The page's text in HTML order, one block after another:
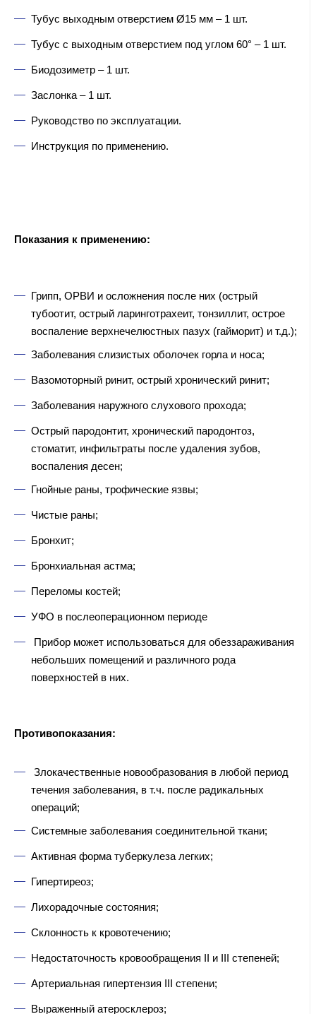
Тубус выходным отверстием Ø15 мм – 1 шт.
Тубус с выходным отверстием под углом 60° – 1 шт.
Биодозиметр – 1 шт.
Заслонка – 1 шт.
Руководство по эксплуатации.
Инструкция по применению.
Показания к применению:
Грипп, ОРВИ и осложнения после них (острый
тубоотит, острый ларинготрахеит, тонзиллит, острое
воспаление верхнечелюстных пазух (гайморит) и т.д.);
Заболевания слизистых оболочек горла и носа;
Вазомоторный ринит, острый хронический ринит;
Заболевания наружного слухового прохода;
Острый пародонтит, хронический пародонтоз,
стоматит, инфильтраты после удаления зубов,
воспаления десен;
Гнойные раны, трофические язвы;
Чистые раны;
Бронхит;
Бронхиальная астма;
Переломы костей;
УФО в послеоперационном периоде
Прибор может использоваться для обеззараживания
небольших помещений и различного рода
поверхностей в них.
Противопоказания:
Злокачественные новообразования в любой период
течения заболевания, в т.ч. после радикальных
операций;
Системные заболевания соединительной ткани;
Активная форма туберкулеза легких;
Гипертиреоз;
Лихорадочные состояния;
Склонность к кровотечению;
Недостаточность кровообращения II и III степеней;
Артериальная гипертензия III степени;
Выраженный атеросклероз;